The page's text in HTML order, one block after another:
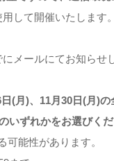
して開催いたしま
メールにてお知らせ
(月)、11月30日(月)
いずれかをお選びくだ
能性があります。